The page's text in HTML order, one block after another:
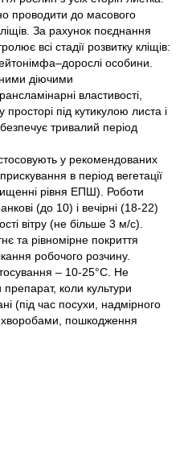
проводити до масового
За рахунок поєднання
всі стадії розвитку кліщів:
особини.
діючими
властивості,
просторі під кутикулою листа і
тривалий період
у рекомендованих
в період вегетації
рівня ЕПШ). Роботи
(до 10) і вечірні (18-22)
вітру (не більше 3 м/с).
та рівномірне покриття
робочого розчину.
– 10-25°С. Не
коли культури
(під час посухи, надмірного
пошкодження